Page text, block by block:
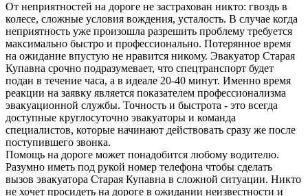
От неприятностей на дороге не застрахован никто: гвоздь в
колесе, сложные условия вождения, усталость. В случае когда
неприятность уже произошла разрешить проблему требуется
максимально быстро и профессионально. Потерянное время
на ожидание впустую не нравится никому. Эвакуатор Старая
Купавна срочно подразумевает, что спецтранспорт будет
подан в течение часа, а в идеале 20-40 минут. Именно время
реакции на заявку является показателем профессионализма
эвакуационной службы. Точность и быстрота - это всегда
доступные круглосуточно эвакуаторы и команда
специалистов, которые начинают действовать сразу же после
поступившего звонка.
Помощь на дороге может понадобится любому водителю.
Разумно иметь под рукой номер телефона чтобы сделать
вызов эвакуатора Старая Купавна в сложной ситуации. Никто
не хочет просидеть на дороге в ожидании неизвестности и